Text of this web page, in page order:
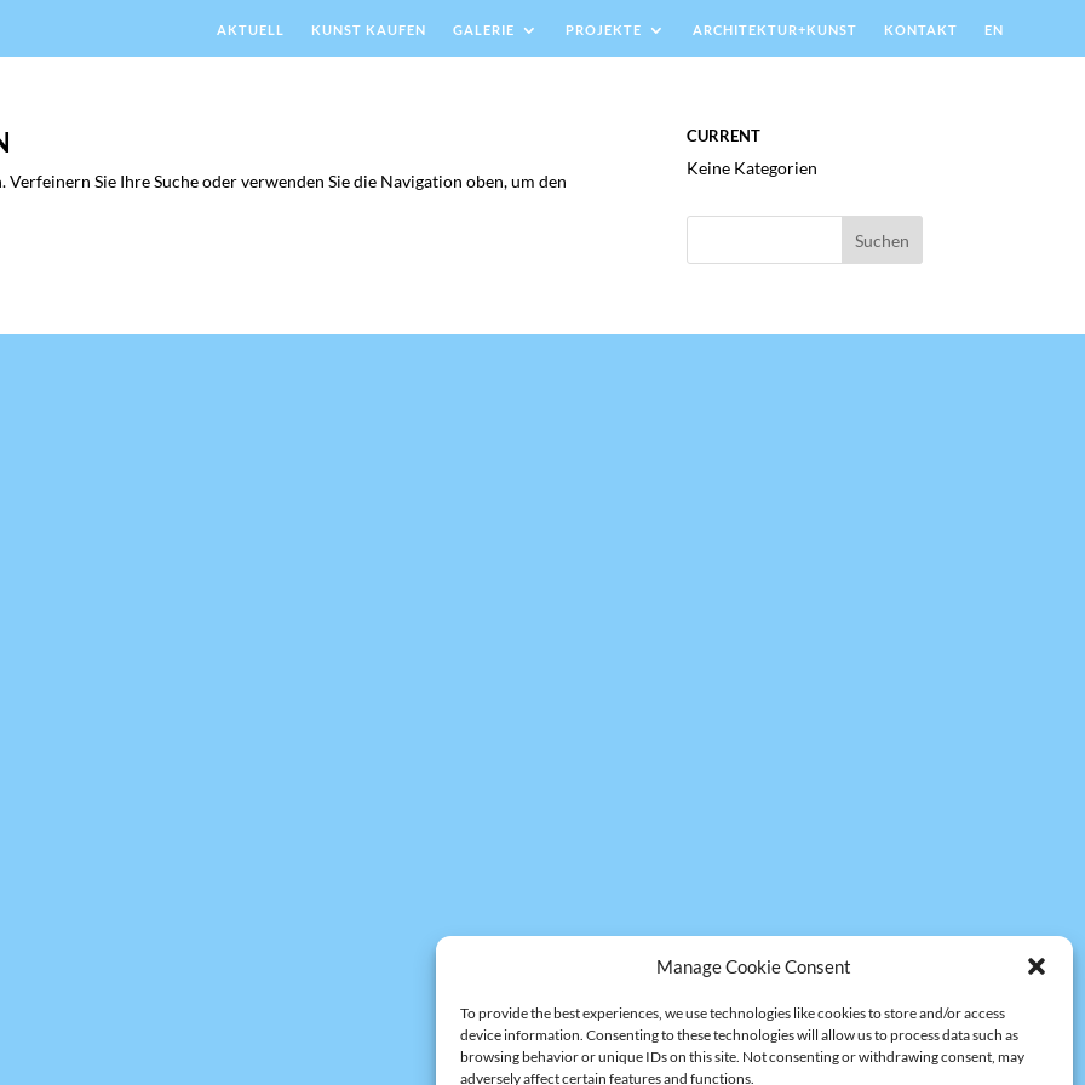
Manage Cookie Consent
To provide the best experiences, we use technologies like cookies to store and/or access
device information. Consenting to these technologies will allow us to process data such as
browsing behavior or unique IDs on this site. Not consenting or withdrawing consent, may
adversely affect certain features and functions.
AKTUELL KUNST KAUFEN GALERIE PROJEKTE ARCHITEKTUR+KUNST KONTAKT EN
Sie Ihre Suche oder verwenden Sie die Navigation oben, um den
CURRENT
Keine Kategorien